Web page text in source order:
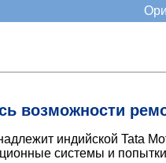
индийской Tata
системы и